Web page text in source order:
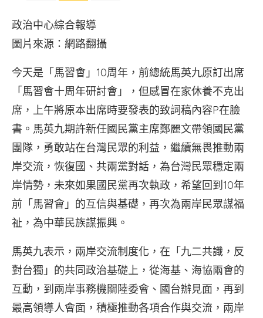
政治中心綜合報導
圖片來源：網路翻攝
今天是「馬習會」10周年，前總統馬英九原訂出席
「馬習會十周年研討會」，但感冒在家休養不克出
席，上午將原本出席時要發表的致詞稿內容P在臉
書。馬英九期許新任國民黨主席鄭麗文帶領國民黨
團隊，勇敢站在台灣民眾的利益，繼續無畏推動兩
岸交流，恢復國、共兩黨對話，為台灣民眾穩定兩
岸情勢，未來如果國民黨再次執政，希望回到10年
前「馬習會」的互信與基礎，再次為兩岸民眾謀福
祉，為中華民族謀振興。
馬英九表示，兩岸交流制度化，在「九二共識，反
對台獨」的共同政治基礎上，從海基、海協兩會的
互動，到兩岸事務機關陸委會、國台辦見面，再到
最高領導人會面，積極推動各項合作與交流，兩岸